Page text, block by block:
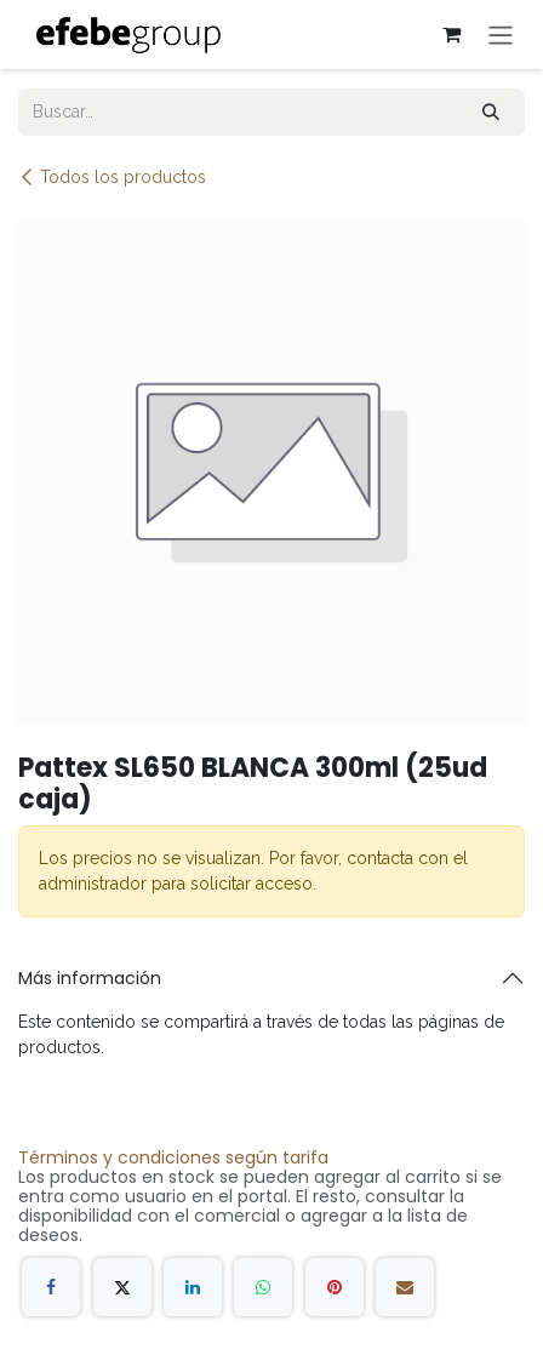
Ir al contenido
Todos los productos
Pattex SL650 BLANCA 300ml (25ud
caja)
Los precios no se visualizan. Por favor, contacta con el
administrador para solicitar acceso.
Más información
Este contenido se compartirá a través de todas las páginas de
productos.
Términos y condiciones según tarifa
Los productos en stock se pueden agregar al carrito si se
entra como usuario en el portal. El resto, consultar la
disponibilidad con el comercial o agregar a la lista de
deseos.